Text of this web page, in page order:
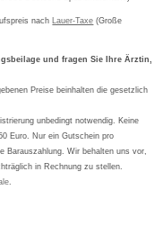
nach Lauer-Taxe (Große
und fragen Sie Ihre Ärztin,
Preise beinhalten die gesetzlich
unbedingt notwendig. Keine
Euro. Nur ein Gutschein pro
Barauszahlung. Wir behalten uns vor,
in Rechnung zu stellen.